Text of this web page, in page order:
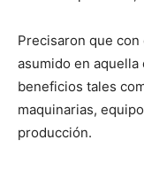
Precisaron que
asumido en
beneficios tales
maquinarias,
producción.